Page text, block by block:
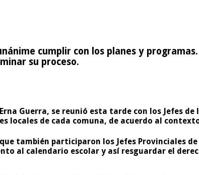
cumplir con los planes y
su proceso.
Guerra, se reunió esta tarde con los Jefes
locales de cada comuna, de acuerdo al
también participaron los Jefes Provinciales
al calendario escolar y así resguardar el